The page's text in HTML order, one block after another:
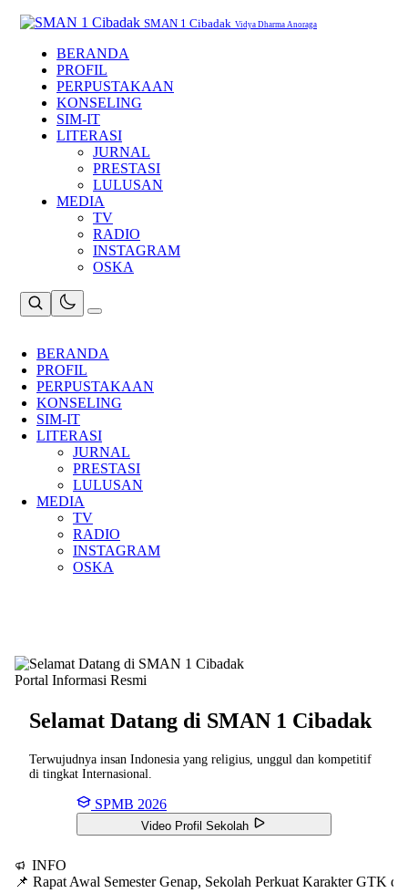
SMAN 1 Cibadak Vidya Dharma Anoraga
BERANDA
PROFIL
PERPUSTAKAAN
KONSELING
SIM-IT
LITERASI
JURNAL
PRESTASI
LULUSAN
MEDIA
TV
RADIO
INSTAGRAM
OSKA
BERANDA
PROFIL
PERPUSTAKAAN
KONSELING
SIM-IT
LITERASI
JURNAL
PRESTASI
LULUSAN
MEDIA
TV
RADIO
INSTAGRAM
OSKA
Portal Informasi Resmi
Selamat Datang di SMAN 1 Cibadak
Terwujudnya insan Indonesia yang religius, unggul dan kompetitif
di tingkat Internasional.
SPMB 2026
Video Profil Sekolah
INFO
📌 Rapat Awal Semester Genap, Sekolah Perkuat Karakter GTK